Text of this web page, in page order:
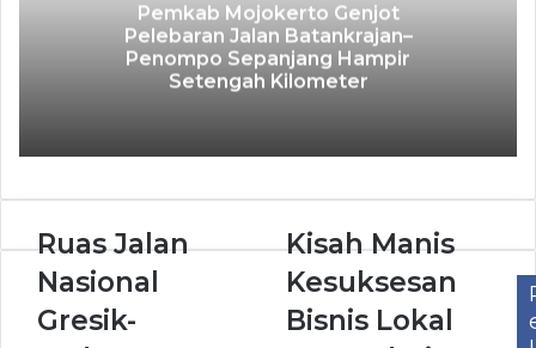
Pemkab Mojokerto Genjot
Pelebaran Jalan Batankrajan–
Penompo Sepanjang Hampir
Setengah Kilometer
Ruas Jalan
Nasional
Gresik-
Kisah Manis
Kesuksesan
Bisnis Lokal